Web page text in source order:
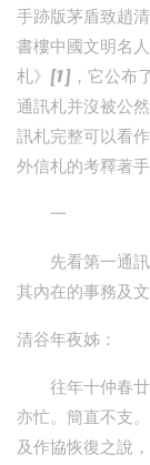
手跡版茅盾致趙
書樓中國文明名
札》[1]，它公布
通訊札并沒被公
訊札完整可以看
外信札的考釋著手
一
先看第一通
其內在的事務及
清谷年夜姊：
往年十仲春
亦忙。簡直不支
及作協恢復之說